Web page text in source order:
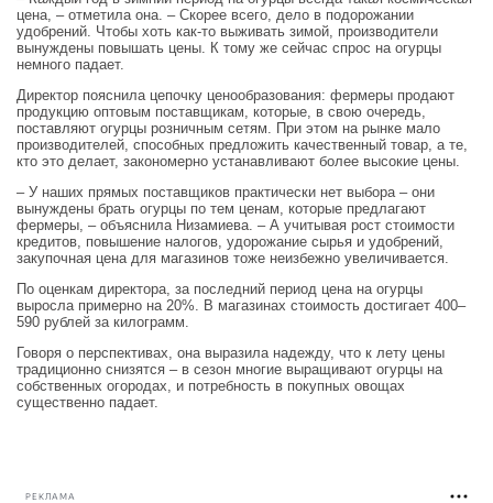
цена, – отметила она. – Скорее всего, дело в подорожании
удобрений. Чтобы хоть как-то выживать зимой, производители
вынуждены повышать цены. К тому же сейчас спрос на огурцы
немного падает.
Директор пояснила цепочку ценообразования: фермеры продают
продукцию оптовым поставщикам, которые, в свою очередь,
поставляют огурцы розничным сетям. При этом на рынке мало
производителей, способных предложить качественный товар, а те,
кто это делает, закономерно устанавливают более высокие цены.
– У наших прямых поставщиков практически нет выбора – они
вынуждены брать огурцы по тем ценам, которые предлагают
фермеры, – объяснила Низамиева. – А учитывая рост стоимости
кредитов, повышение налогов, удорожание сырья и удобрений,
закупочная цена для магазинов тоже неизбежно увеличивается.
По оценкам директора, за последний период цена на огурцы
выросла примерно на 20%. В магазинах стоимость достигает 400–
590 рублей за килограмм.
Говоря о перспективах, она выразила надежду, что к лету цены
традиционно снизятся – в сезон многие выращивают огурцы на
собственных огородах, и потребность в покупных овощах
существенно падает.
РЕКЛАМА